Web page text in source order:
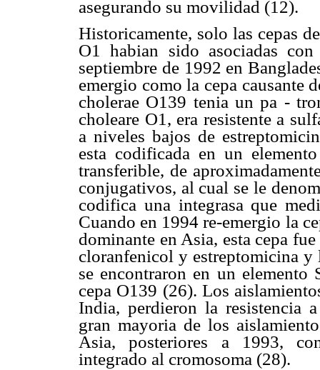
asegurando su movilidad (12).
Historicamente, solo las cepas
O1 habian sido asociadas
septiembre de 1992 en
emergio como la cepa causante
cholerae O139 tenia un pa -
choleare O1, era resistente a
a niveles bajos de
esta codificada en un
transferible, de
conjugativos, al cual se le
codifica una integrasa que
Cuando en 1994 re-emergio la
dominante en Asia, esta cepa
cloranfenicol y estreptomicina y
se encontraron en un
cepa O139 (26). Los
India, perdieron la resistencia
gran mayoria de los
Asia, posteriores a 1993,
integrado al cromosoma (28).